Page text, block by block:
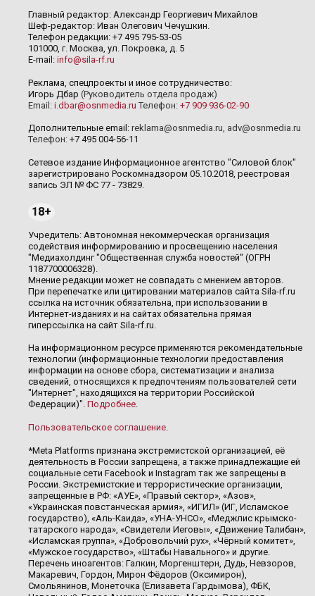
Главный редактор: Александр Георгиевич Михайлов
Шеф-редактор: Иван Олегович Чечушкин.
Телефон редакции: +7 495 795-53-05
101000, г. Москва, ул. Покровка, д. 5
E-mail: info@sila-rf.ru
Реклама, спецпроекты и иное сотрудничество:
Игорь Дбар (Руководитель отдела продаж)
Email: i.dbar@osnmedia.ru Телефон: +7 909 936-02-90
Дополнительные email: reklama@osnmedia.ru, adv@osnmedia.ru
Телефон: +7 495 004-56-11
Сетевое издание Информационное агентство "Силовой блок"
зарегистрировано Роскомнадзором 05.10.2018, реестровая
запись ЭЛ № ФС 77 - 73829.
18+
Учредитель: Автономная некоммерческая организация
содействия информированию и просвещению населения
"Медиахолдинг "Общественная служба новостей" (ОГРН
1187700006328).
Мнение редакции может не совпадать с мнением авторов.
При перепечатке или цитировании материалов сайта Sila-rf.ru
ссылка на источник обязательна, при использовании в
Интернет-изданиях и на сайтах обязательна прямая
гиперссылка на сайт Sila-rf.ru.
На информационном ресурсе применяются рекомендательные
технологии (информационные технологии предоставления
информации на основе сбора, систематизации и анализа
сведений, относящихся к предпочтениям пользователей сети
"Интернет", находящихся на территории Российской
Федерации)". Подробнее.
Пользовательское соглашение.
*Meta Platforms признана экстремистской организацией, её
деятельность в России запрещена, а также принадлежащие ей
социальные сети Facebook и Instagram так же запрещены в
России. Экстремистские и террористические организации,
запрещенные в РФ: «АУЕ», «Правый сектор», «Азов»,
«Украинская повстанческая армия», «ИГИЛ» (ИГ, Исламское
государство), «Аль-Каида», «УНА-УНСО», «Меджлис крымско-
татарского народа», «Свидетели Иеговы», «Движение Талибан»,
«Исламская группа», «Добровольчий рух», «Чёрный комитет»,
«Мужское государство», «Штабы Навального» и другие.
Перечень иноагентов: Галкин, Моргенштерн, Дудь, Невзоров,
Макаревич, Гордон, Мирон Фёдоров (Оксимирон),
Смольянинов, Монеточка (Елизавета Гардымова), ФБК,